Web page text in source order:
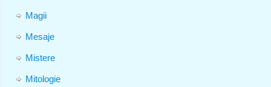
Magii
Mesaje
Mistere
Mitologie